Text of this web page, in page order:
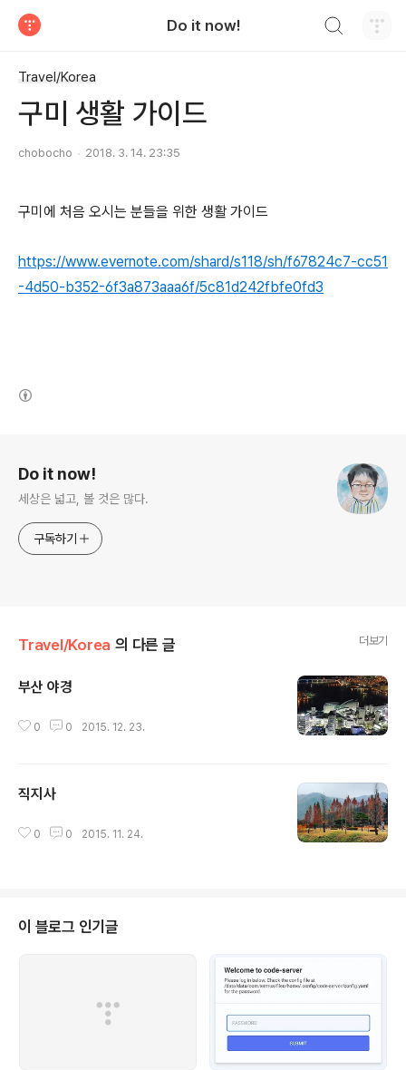
Do it now!
Travel/Korea
구미 생활 가이드
chobocho 2018. 3. 14. 23:35
구미에 처음 오시는 분들을 위한 생활 가이드
https://www.evernote.com/shard/s118/sh/f67824c7-cc51
-4d50-b352-6f3a873aaa6f/5c81d242fbfe0fd3
Do it now!
세상은 넓고, 볼 것은 많다.
구독하기
Travel/Korea 의 다른 글 더보기
부산 야경
0 0 2015. 12. 23.
직지사
0 0 2015. 11. 24.
이 블로그 인기글